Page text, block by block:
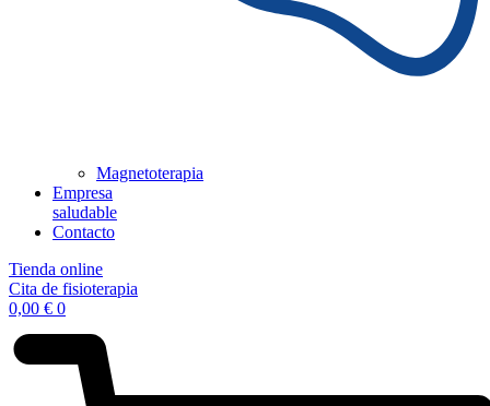
Magnetoterapia
Empresa
saludable
Contacto
Tienda online
Cita de fisioterapia
0,00 € 0